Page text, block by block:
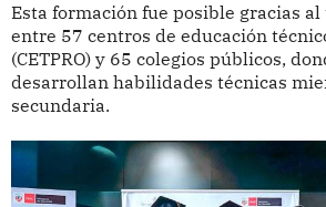
Esta formación fue posible gracias
entre 57 centros de educación
(CETPRO) y 65 colegios públicos,
desarrollan habilidades técnicas
secundaria.